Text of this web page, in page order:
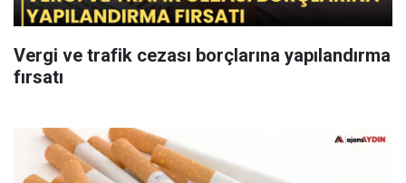
Vergi ve trafik cezası borçlarına yapılandırma
fırsatı